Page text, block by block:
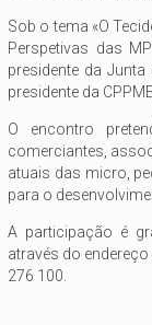
Sob o tema «O
Perspetivas das
presidente da
presidente da
O encontro
comerciantes,
atuais das micro,
para o
A participação é
através do
276 100.